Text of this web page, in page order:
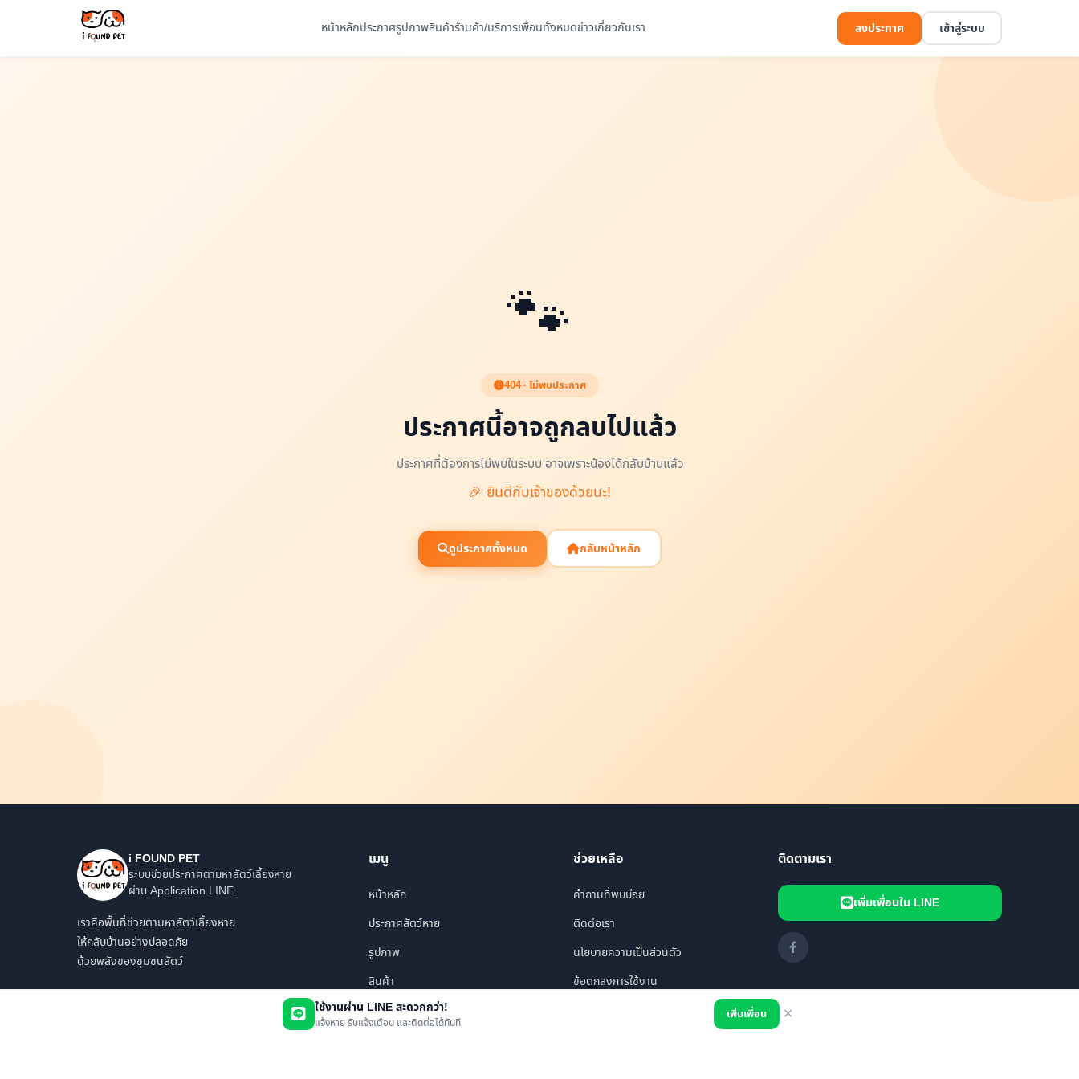
หน้าหลักประกาศรูปภาพสินค้าร้านค้า/บริการเพื่อนทั้งหมดข่าวเกี่ยวกับเรา ลงประกาศ เข้าสู่ระบบ
ใช้งานผ่าน LINE สะดวกกว่า!
แจ้งหาย รับแจ้งเตือน และติดต่อได้ทันที
เพิ่มเพื่อน ✕
🐾
404 · ไม่พบประกาศ
ประกาศนี้อาจถูกลบไปแล้ว
ประกาศที่ต้องการไม่พบในระบบ อาจเพราะน้องได้กลับบ้านแล้ว
🎉 ยินดีกับเจ้าของด้วยนะ!
ดูประกาศทั้งหมด กลับหน้าหลัก
i FOUND PET
ระบบช่วยประกาศตามหาสัตว์เลี้ยงหาย
ผ่าน Application LINE
เราคือพื้นที่ช่วยตามหาสัตว์เลี้ยงหาย
ให้กลับบ้านอย่างปลอดภัย
ด้วยพลังของชุมชนสัตว์
เมนู
หน้าหลัก
ประกาศสัตว์หาย
รูปภาพ
สินค้า
ร้านค้า/บริการ
ช่วยเหลือ
คำถามที่พบบ่อย
ติดต่อเรา
นโยบายความเป็นส่วนตัว
ข้อตกลงการใช้งาน
ติดตามเรา
เพิ่มเพื่อนใน LINE